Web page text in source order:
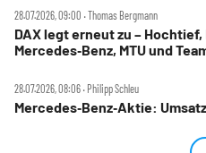
28.07.2026, 09:00 ‧ Thomas Bergmann
DAX legt erneut zu – Hochtief,
Mercedes‑Benz, MTU und
28.07.2026, 08:06 ‧ Philipp Schleu
Mercedes‑Benz‑Aktie: